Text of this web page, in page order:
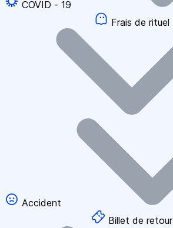
COVID - 19
Frais de rituel
Accident
Billet de retour